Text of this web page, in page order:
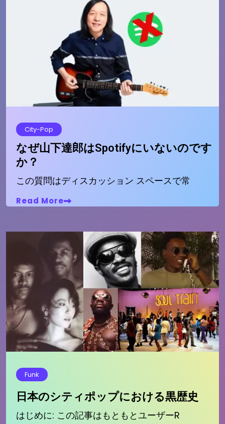
City-Pop
なぜ山下達郎はSpotifyにいないのです
か？
この質問はディスカッション スペースで常
Read More
Funk
日本のシティポップにおける黒歴史
はじめに: この記事はもともとユーザーR